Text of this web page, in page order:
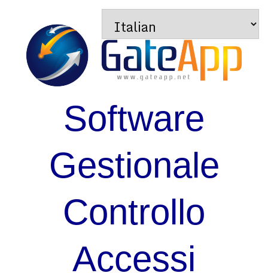
Software
Gestionale
Controllo
Accessi